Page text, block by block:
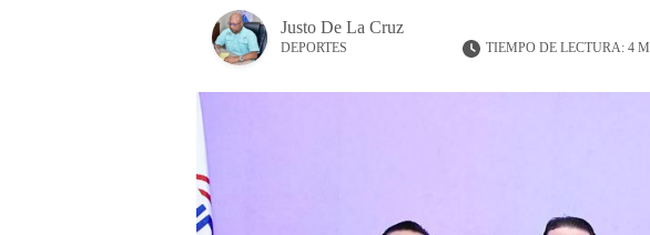
Justo De La Cruz
DEPORTES TIEMPO DE LECTURA: 4 M